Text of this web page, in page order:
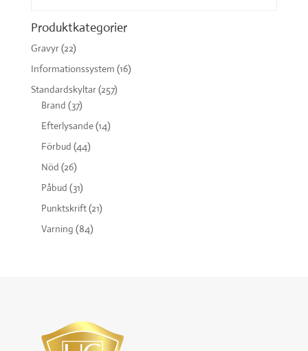
Produktkategorier
Gravyr(22)
Informationssystem (16)
Standardskyltar(257)
Brand (37)
Efterlysande(14)
Förbud (44)
Nöd (26)
Påbud (31)
Punktskrift(21)
Varning (84)